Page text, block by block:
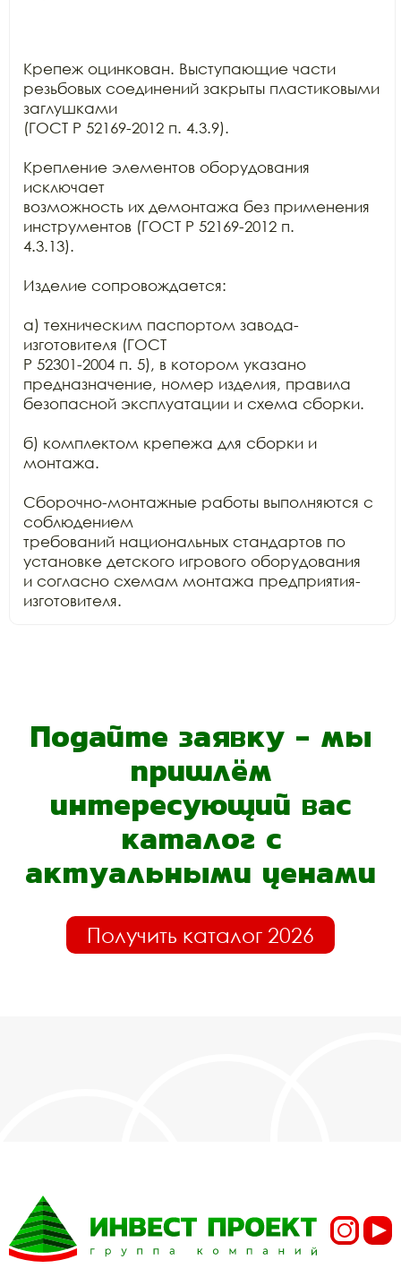
Крепеж оцинкован. Выступающие части
резьбовых соединений закрыты пластиковыми
заглушками
(ГОСТ Р 52169-2012 п. 4.3.9).
Крепление элементов оборудования
исключает
возможность их демонтажа без применения
инструментов (ГОСТ Р 52169-2012 п.
4.3.13).
Изделие сопровождается:
а) техническим паспортом завода-
изготовителя (ГОСТ
Р 52301-2004 п. 5), в котором указано
предназначение, номер изделия, правила
безопасной эксплуатации и схема сборки.
б) комплектом крепежа для сборки и
монтажа.
Сборочно-монтажные работы выполняются с
соблюдением
требований национальных стандартов по
установке детского игрового оборудования
и согласно схемам монтажа предприятия-
изготовителя.
Подайте заявку - мы
пришлём
интересующий вас
каталог с
актуальными ценами
Получить каталог 2026